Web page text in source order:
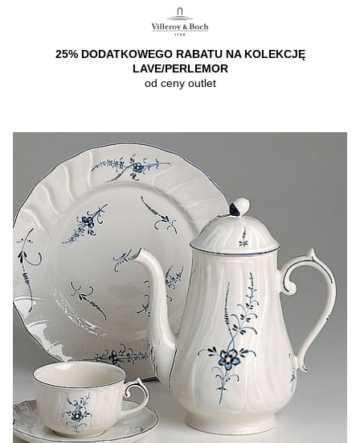
25% DODATKOWEGO RABATU NA KOLEKCJĘ
LAVE/PERLEMOR
od ceny outlet